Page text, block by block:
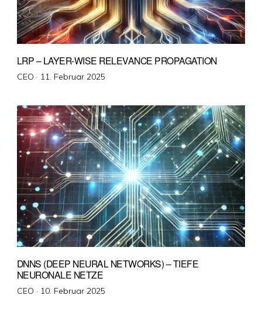
LRP – LAYER-WISE RELEVANCE PROPAGATION
CEO · Veröffentlicht
11. Februar 2025
DNNS (DEEP NEURAL NETWORKS) – TIEFE
NEURONALE NETZE
CEO · Veröffentlicht
10. Februar 2025